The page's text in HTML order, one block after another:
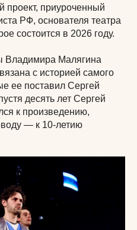
проект, приуроченный
РФ, основателя театра
состоится в 2026 году.
Владимира Малягина
с историей самого
ее поставил Сергей
десять лет Сергей
к произведению,
— к 10-летию